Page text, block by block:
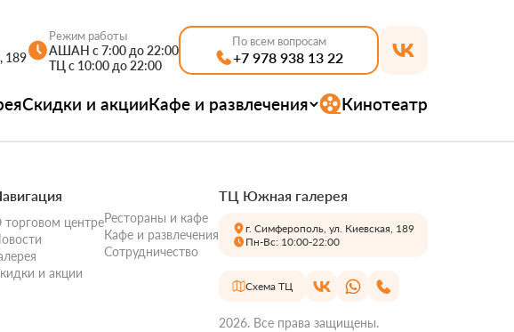
189
Режим работы
АШАН с 7:00 до 22:00
ТЦ с 10:00 до 22:00
По всем вопросам
+7 978 938 13 22
Скидки и акцииКафе и развлечения Кинотеатр
торговом центре
и акции
Рестораны и кафе
Кафе и развлечения
Сотрудничество
ТЦ Южная галерея
г. Симферополь, ул. Киевская, 189
Пн-Вс: 10:00-22:00
Схема ТЦ
2026. Все права защищены.